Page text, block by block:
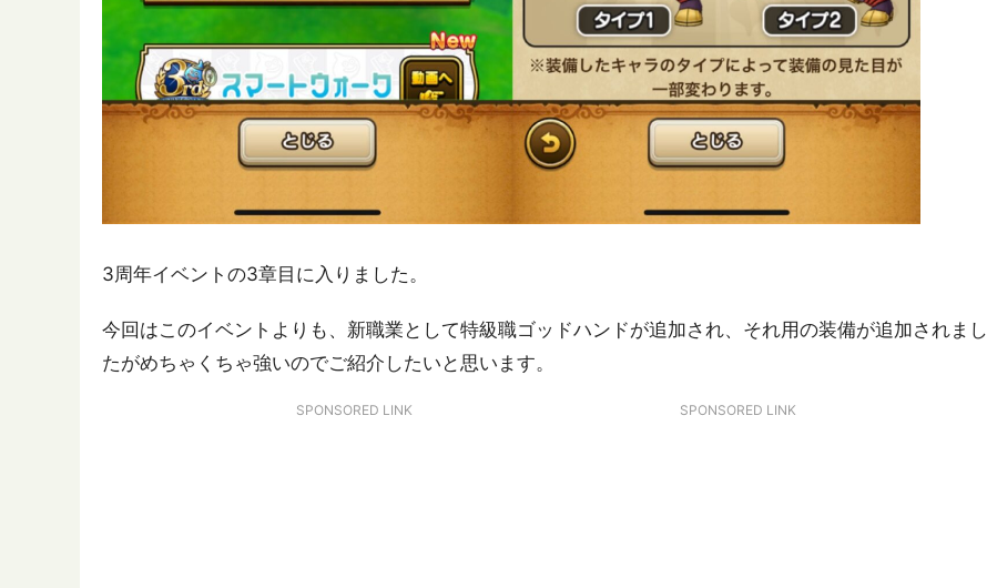
3周年イベントの3章目に入りました。
今回はこのイベントよりも、新職業として特級職ゴッドハンドが追加され、それ用の装備が追加されまし
たがめちゃくちゃ強いのでご紹介したいと思います。
SPONSORED LINK SPONSORED LINK